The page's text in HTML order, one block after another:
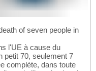
of seven people in
l'UE à cause du
petit 70, seulement 7
complète, dans toute